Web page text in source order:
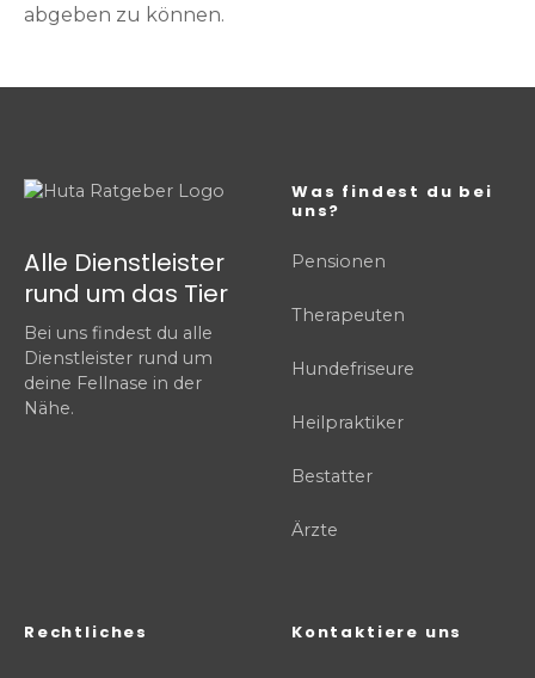
abgeben zu können.
Alle Dienstleister
rund um das Tier
Bei uns findest du alle
Dienstleister rund um
deine Fellnase in der
Nähe.
Was findest du bei
uns?
Pensionen
Therapeuten
Hundefriseure
Heilpraktiker
Bestatter
Ärzte
Rechtliches Kontaktiere uns